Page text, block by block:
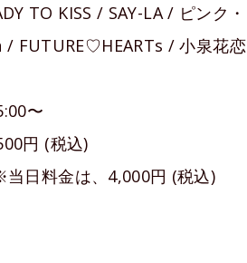
TO KISS / SAY-LA / ピンク・
FUTURE♡HEARTs / 小泉花恋
〜
円 (税込)
日料金は、4,000円 (税込)